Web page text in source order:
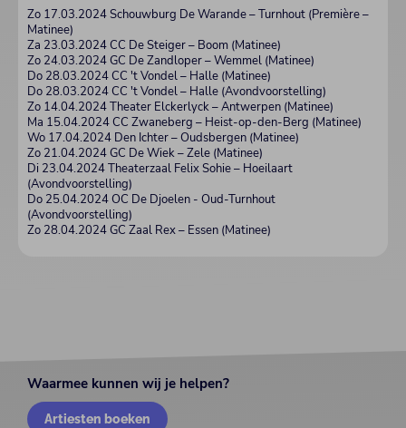
Zo 17.03.2024 Schouwburg De Warande – Turnhout (Première –
Matinee)
Za 23.03.2024 CC De Steiger – Boom (Matinee)
Zo 24.03.2024 GC De Zandloper – Wemmel (Matinee)
Do 28.03.2024 CC 't Vondel – Halle (Matinee)
Do 28.03.2024 CC 't Vondel – Halle (Avondvoorstelling)
Zo 14.04.2024 Theater Elckerlyck – Antwerpen (Matinee)
Ma 15.04.2024 CC Zwaneberg – Heist-op-den-Berg (Matinee)
Wo 17.04.2024 Den Ichter – Oudsbergen (Matinee)
Zo 21.04.2024 GC De Wiek – Zele (Matinee)
Di 23.04.2024 Theaterzaal Felix Sohie – Hoeilaart
(Avondvoorstelling)
Do 25.04.2024 OC De Djoelen - Oud-Turnhout
(Avondvoorstelling)
Zo 28.04.2024 GC Zaal Rex – Essen (Matinee)
Waarmee kunnen wij je helpen?
Artiesten boeken